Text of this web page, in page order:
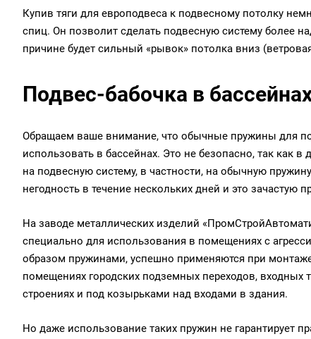
Купив тяги для европодвеса к подвесному потолку
спиц. Он позволит сделать подвесную систему более
причине будет сильный «рывок» потолка вниз
Подвес-бабочка в
Обращаем ваше внимание, что обычные пружины для
использовать в бассейнах. Это не безопасно, так как
на подвесную систему, в частности, на обычную
негодность в течение нескольких дней и это зачастую
На заводе металлических изделий
специально для использования в помещениях с
образом пружинами, успешно применяются при
помещениях городских подземных переходов,
строениях и под козырьками над входами в здания.
Но даже использование таких пружин не гарантирует